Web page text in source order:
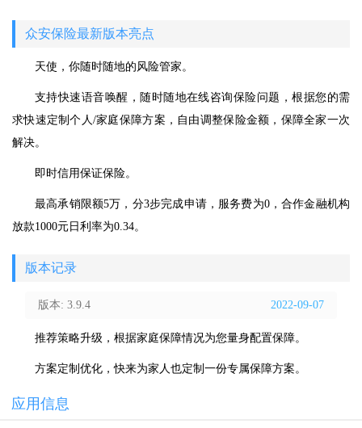
众安保险最新版本亮点
天使，你随时随地的风险管家。
支持快速语音唤醒，随时随地在线咨询保险问题，根据您的需
求快速定制个人/家庭保障方案，自由调整保险金额，保障全家一次
解决。
即时信用保证保险。
最高承销限额5万，分3步完成申请，服务费为0，合作金融机构
放款1000元日利率为0.34。
版本记录
2022-09-07
版本: 3.9.4
推荐策略升级，根据家庭保障情况为您量身配置保障。
方案定制优化，快来为家人也定制一份专属保障方案。
应用信息